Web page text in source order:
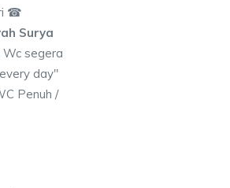
☎
Surya
Wc segera
day"
Penuh /